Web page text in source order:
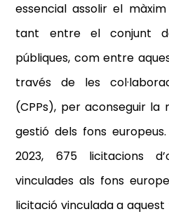
essencial assolir el
tant entre el conjunt
públiques, com entre
través de les
(CPPs), per aconseguir la
gestió dels fons
2023, 675 licitacions
vinculades als fons
licitació vinculada a